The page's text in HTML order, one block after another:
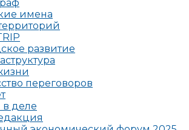
имена
развитие
переговоров
деле